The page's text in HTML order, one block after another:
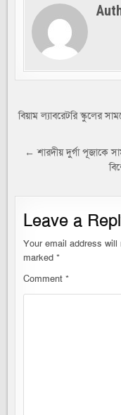
Post
বিয়াম ল্যাবরেটরি স্কুলের
← শারদীয় দুর্গা পূজাকে
Leave a
Your email address will
marked*
Comment*